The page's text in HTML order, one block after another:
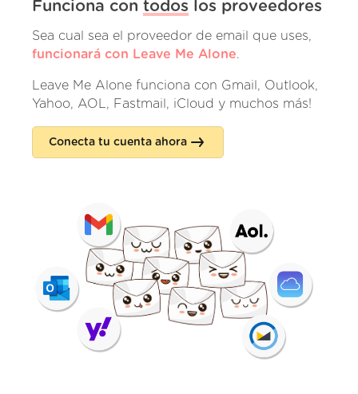
Funciona con todos los proveedores
Sea cual sea el proveedor de email que uses,
funcionará con Leave Me Alone.
Leave Me Alone funciona con Gmail, Outlook,
Yahoo, AOL, Fastmail, iCloud y muchos más!
Conecta tu cuenta ahora